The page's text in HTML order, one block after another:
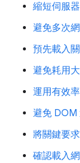
縮短伺服
避免多次
預先載入
避免耗用
運用有效
避免 DOM
將關鍵要
確認載入